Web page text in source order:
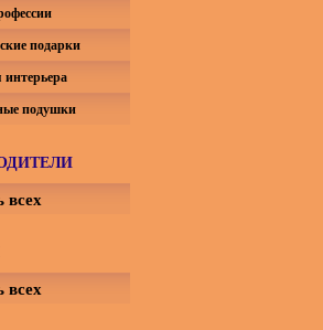
подарки
подушки
всех
всех